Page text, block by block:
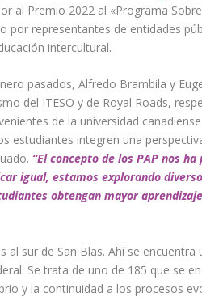
al Premio 2022 al «Programa
representantes de entidades
intercultural.
pasados, Alfredo Brambila y
del ITESO y de Royal Roads,
de la universidad
estudiantes integren una
“El concepto de los PAP nos
igual, estamos explorando
obtengan mayor
sur de San Blas. Ahí se encuentra
Se trata de uno de 185 que se
y la continuidad a los procesos